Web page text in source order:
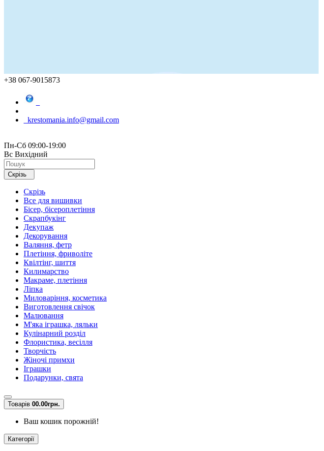
+38 067-9015873
krestomania.info@gmail.com
Пн-Сб 09:00-19:00
Вс Вихідний
Скрізь
Скрізь
Все для вишивки
Бісер, бісероплетіння
Скрапбукінг
Декупаж
Декорування
Валяння, фетр
Плетіння, фриволіте
Квілтінг, шиття
Килимарство
Макраме, плетіння
Ліпка
Миловаріння, косметика
Виготовлення свічок
Малювання
М'яка іграшка, ляльки
Кулінарний розділ
Флористика, весілля
Творчість
Жіночі примхи
Іграшки
Подарунки, свята
Товарів 00.00грн.
Ваш кошик порожній!
Категорії